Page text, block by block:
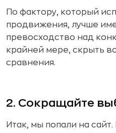
По фактору, который
продвижения, лучше
превосходство над
крайней мере, скрыть
сравнения.
2. Сокращайте
Итак, мы попали на